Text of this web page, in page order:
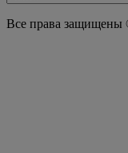
Все права